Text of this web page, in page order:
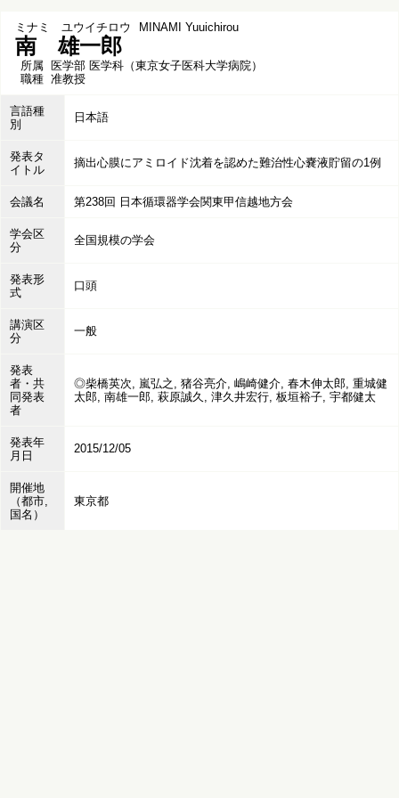
ミナミ ユウイチロウ MINAMI Yuuichirou
南 雄一郎
所属 医学部 医学科（東京女子医科大学病院）
職種 准教授
言語種
別
日本語
発表タ
イトル
摘出心膜にアミロイド沈着を認めた難治性心嚢液貯留の1例
会議名 第238回 日本循環器学会関東甲信越地方会
学会区
分
全国規模の学会
発表形
式
口頭
講演区
分
一般
発表
者・共
同発表
者
◎柴橋英次, 嵐弘之, 猪谷亮介, 嶋崎健介, 春木伸太郎, 重城健
太郎, 南雄一郎, 萩原誠久, 津久井宏行, 板垣裕子, 宇都健太
発表年
月日
2015/12/05
開催地
（都市,
国名）
東京都